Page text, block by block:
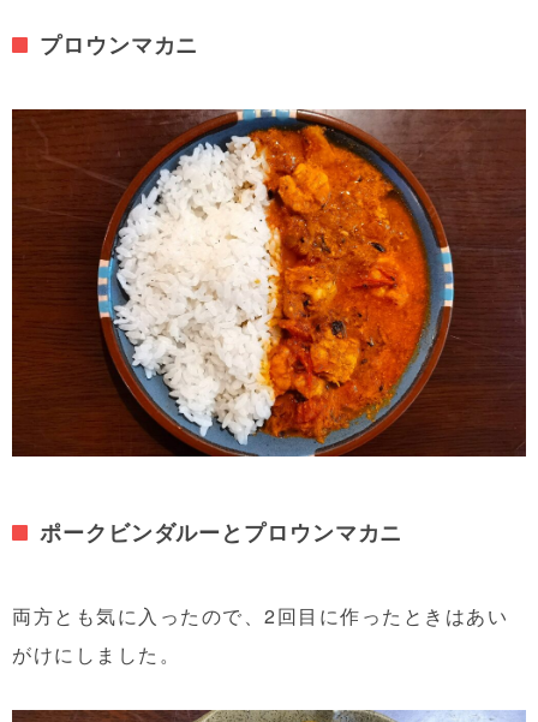
プロウンマカニ
ポークビンダルーとプロウンマカニ
両方とも気に入ったので、2回目に作ったときはあい
がけにしました。